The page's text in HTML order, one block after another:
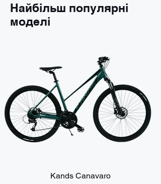
Найбільш популярні
моделі
Kands Canavaro